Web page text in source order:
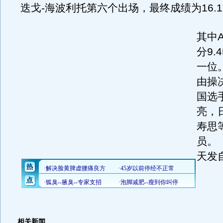
迭戈-海波利托第六个出场，最终成绩为
其中
分
一位
由操
国选
亮，
寿思
员。
天发